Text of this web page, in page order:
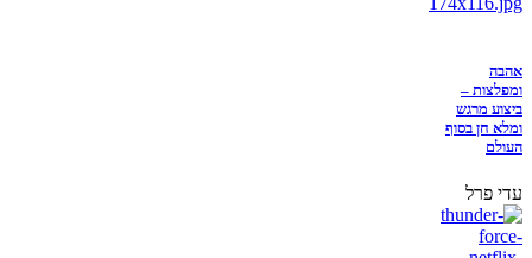
אהבה
ומפלצות –
ביצוע מרגש
ומלא חן בסוף
העולם
עדי פרל